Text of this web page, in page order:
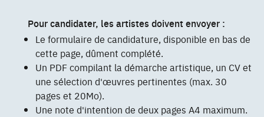
Pour candidater, les artistes doivent envoyer :
Le formulaire de candidature, disponible en bas de
cette page, dûment complété.
Un PDF compilant la démarche artistique, un CV et
une sélection d'œuvres pertinentes (max. 30
pages et 20Mo).
Une note d'intention de deux pages A4 maximum.